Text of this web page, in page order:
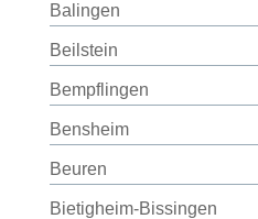
Balingen
Beilstein
Bempflingen
Bensheim
Beuren
Bietigheim-Bissingen